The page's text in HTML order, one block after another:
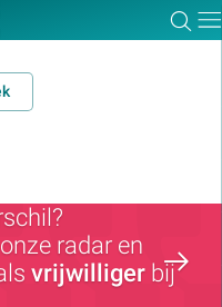
radar en
vrijwilliger bij